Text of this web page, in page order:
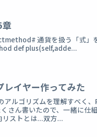
通貨を扱う「式」
def plus(self,adde...
イヤー作ってみた
アルゴリズムを理解すべく
さん書いたので、一緒に仕
ストとは...双方...